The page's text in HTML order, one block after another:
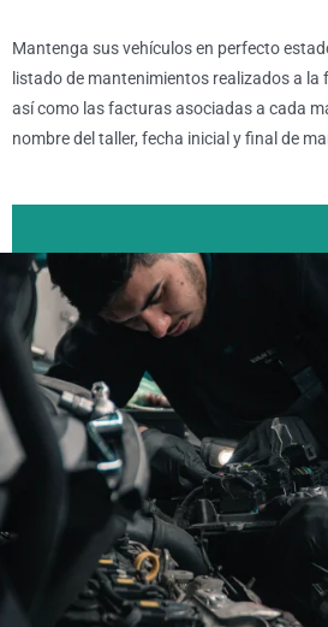
Mantenga sus vehículos en perfecto
listado de mantenimientos realizados a la
así como las facturas asociadas a cada
nombre del taller, fecha inicial y final de